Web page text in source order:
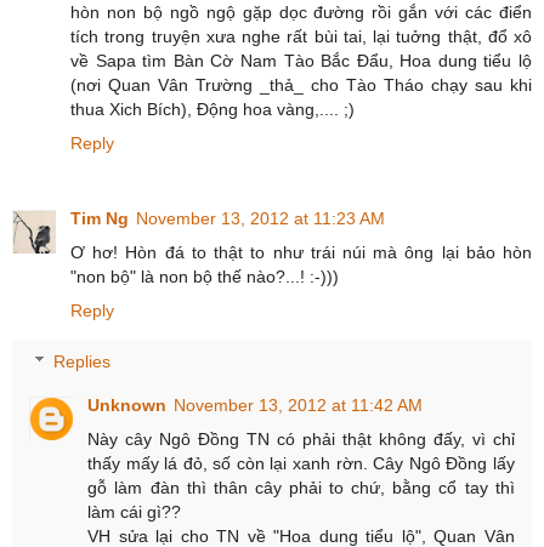
hòn non bộ ngồ ngộ gặp dọc đường rồi gắn với các điển
tích trong truyện xưa nghe rất bùi tai, lại tuởng thật, đổ xô
về Sapa tìm Bàn Cờ Nam Tào Bắc Đẩu, Hoa dung tiểu lộ
(nơi Quan Vân Trường _thả_ cho Tào Tháo chạy sau khi
thua Xich Bích), Động hoa vàng,.... ;)
Reply
Tim Ng November 13, 2012 at 11:23 AM
Ơ hơ! Hòn đá to thật to như trái núi mà ông lại bảo hòn
"non bộ" là non bộ thế nào?...! :-)))
Reply
Replies
Unknown November 13, 2012 at 11:42 AM
Này cây Ngô Đồng TN có phải thật không đấy, vì chỉ
thấy mấy lá đỏ, số còn lại xanh rờn. Cây Ngô Đồng lấy
gỗ làm đàn thì thân cây phải to chứ, bằng cổ tay thì
làm cái gì??
VH sửa lại cho TN về "Hoa dung tiểu lộ", Quan Vân